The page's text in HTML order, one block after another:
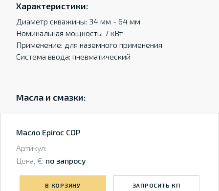
Характеристики:
Диаметр скважины: 34 мм - 64 мм
Номинальная мощность: 7 кВт
Применение: для наземного применения
Система ввода: пневматический
Масла и смазки:
Масло Epiroc COP
Артикул:
Цена, €: по запросу
В КОРЗИНУ ЗАПРОСИТЬ КП